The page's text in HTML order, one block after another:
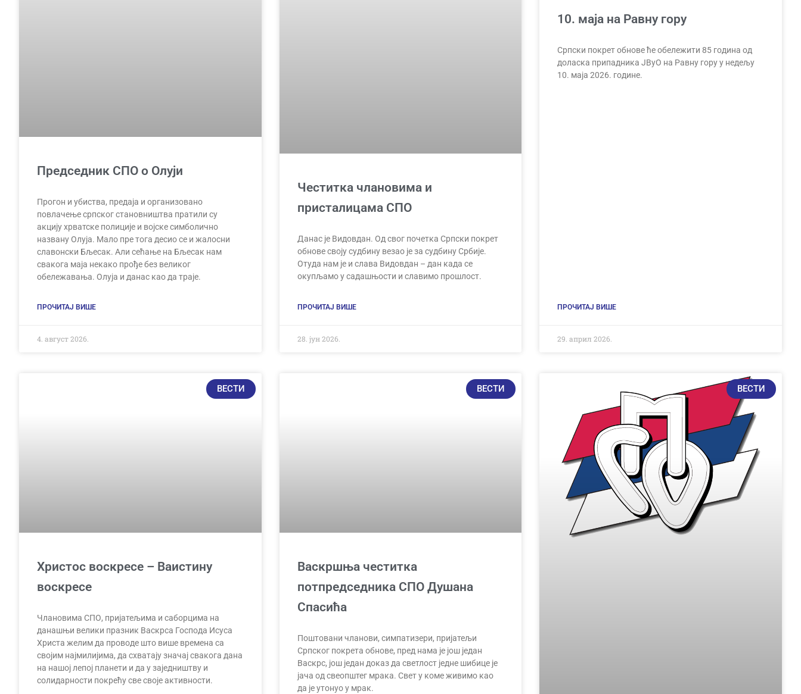
Председник СПО о Олуји
Прогон и убиства, предаја и организовано
повлачење српског становништва пратили су
акцију хрватске полиције и војске симболично
названу Олуја. Мало пре тога десио се и жалосни
славонски Бљесак. Али сећање на Бљесак нам
свакога маја некако прође без великог
обележавања. Олуја и данас као да траје.
ПРОЧИТАЈ ВИШЕ
4. август 2026.
Честитка члановима и
присталицама СПО
Данас је Видовдан. Од свог почетка Српски покрет
обнове своју судбину везао је за судбину Србије.
Отуда нам је и слава Видовдан – дан када се
окупљамо у садашњости и славимо прошлост.
ПРОЧИТАЈ ВИШЕ
28. јун 2026.
10. маја на Равну гору
Српски покрет обнове ће обележити 85 година од
доласка припадника ЈВуО на Равну гору у недељу
10. маја 2026. године.
ПРОЧИТАЈ ВИШЕ
29. април 2026.
ВЕСТИ
Христос воскресе – Ваистину
воскресе
Члановима СПО, пријатељима и саборцима на
данашњи велики празник Васкрса Господа Исуса
Христа желим да проводе што више времена са
својим најмилијима, да схватају значај свакога дана
на нашој лепој планети и да у заједништву и
солидарности покрећу све своје активности.
ВЕСТИ
Васкршња честитка
потпредседника СПО Душана
Спасића
Поштовани чланови, симпатизери, пријатељи
Српског покрета обнове, пред нама је још један
Васкрс, још један доказ да светлост једне шибице је
јача од свеопштег мрака. Свет у коме живимо као
да је утонуо у мрак.
ВЕСТИ